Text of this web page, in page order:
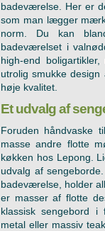
badeværelse. Her er
som man lægger
norm. Du kan
badeværelset i
high-end
utrolig smukke
høje kvalitet.
Et udvalg af
Foruden håndvaske
masse andre flotte
køkken hos Lepong.
udvalg af
badeværelse, holder
er masser af flotte
klassisk sengebord
metal eller massiv